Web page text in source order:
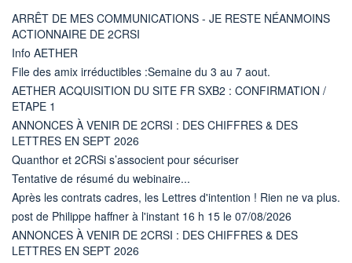
ARRÊT DE MES COMMUNICATIONS - JE RESTE NÉANMOINS
ACTIONNAIRE DE 2CRSI
Info AETHER
File des amix irréductibles :Semaine du 3 au 7 aout.
AETHER ACQUISITION DU SITE FR SXB2 : CONFIRMATION /
ETAPE 1
ANNONCES À VENIR DE 2CRSI : DES CHIFFRES & DES
LETTRES EN SEPT 2026
Quanthor et 2CRSi s’associent pour sécuriser
Tentative de résumé du webinaire...
Après les contrats cadres, les Lettres d'intention ! Rien ne va plus.
post de Philippe haffner à l'instant 16 h 15 le 07/08/2026
ANNONCES À VENIR DE 2CRSI : DES CHIFFRES & DES
LETTRES EN SEPT 2026